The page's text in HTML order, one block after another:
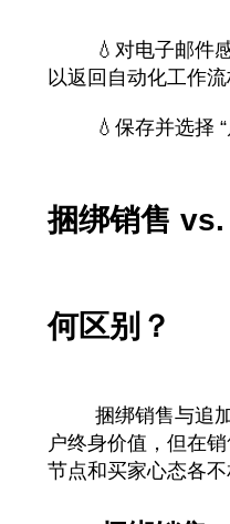
💧对电子邮件
以返回自动化工作
💧保存并选择
捆绑销售
何区别？
捆绑销售与追
户终身价值，但在
节点和买家心态各不